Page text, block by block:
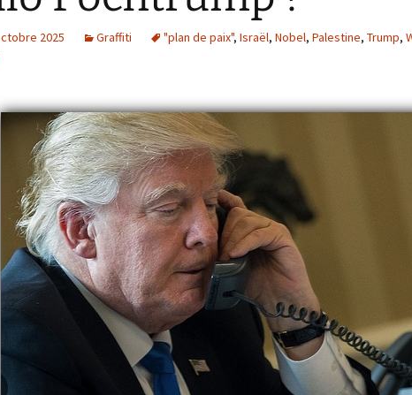
2025 Graffiti "plan de paix", Israël, Nobel, Palestine, Trump,